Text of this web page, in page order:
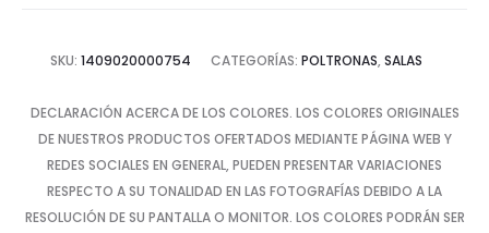
SKU: 1409020000754 CATEGORÍAS: POLTRONAS, SALAS
DECLARACIÓN ACERCA DE LOS COLORES. LOS COLORES ORIGINALES
DE NUESTROS PRODUCTOS OFERTADOS MEDIANTE PÁGINA WEB Y
REDES SOCIALES EN GENERAL, PUEDEN PRESENTAR VARIACIONES
RESPECTO A SU TONALIDAD EN LAS FOTOGRAFÍAS DEBIDO A LA
RESOLUCIÓN DE SU PANTALLA O MONITOR. LOS COLORES PODRÁN SER